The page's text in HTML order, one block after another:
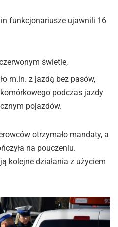
funkcjonariusze ujawnili 16
świetle,
m.in. z jazdą bez pasów,
podczas jazdy
pojazdów.
otrzymało mandaty, a
na pouczeniu.
kolejne działania z użyciem